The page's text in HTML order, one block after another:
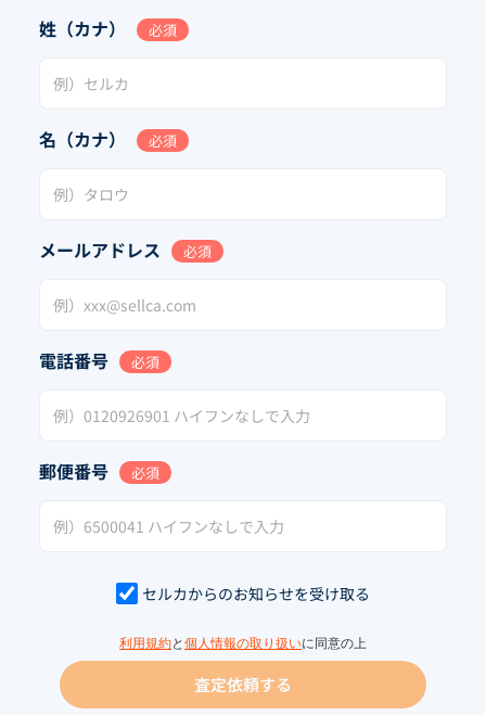
姓（カナ） 必須
名（カナ） 必須
メールアドレス 必須
電話番号 必須
郵便番号 必須
セルカからのお知らせを受け取る
利用規約と 個人情報の取り扱いに同意の上
査定依頼する